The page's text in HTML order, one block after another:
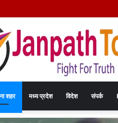
– चंद रुपयों के विवाद में पत्नी की पीट-पीटकर
शहर मध्य प्रदेश विदेश संपर्क